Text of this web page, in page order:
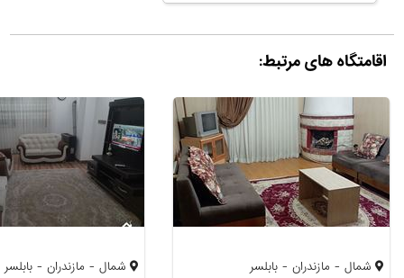
اقامتگاه های مرتبط:
شمال - مازندران - بابلسر شمال - مازندران - بابلسر